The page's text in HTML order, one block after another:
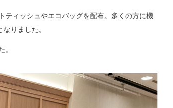
ティッシュやエコバッグを配布。多くの方に機
りました。
。